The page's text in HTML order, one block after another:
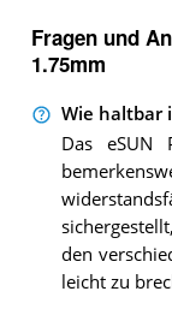
Fragen und
1.75mm
Wie haltbar
Das eSUN
den
leicht zu